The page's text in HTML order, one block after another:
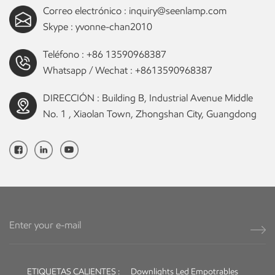
empotradas ultrafinas en el techo de restaurantes o cafeter&iacute;as
para proporcionar una iluminaci&oacute;n suave y c&aacute;lida para
cenar. Por ejemplo, si es propietario de una tienda de ropa exclusiva,
puede instalar una hilera de luces empotrables ultrafinas en el techo
de manera uniforme y suave. De esta manera, los clientes pueden ver
claramente el color y la textura de la ropa, mejorando la experiencia
c&oacute;moda para la tienda. En definitiva, los downlights ultrafinos
son adecuados para una variedad de escenarios de
dise&ntilde;o ultrafino, luz uniforme y suave, eficiencia
Ofrecemos una amplia gama de accesorios de iluminaci&oacute;n
Correo electrónico : inquiry@seenlamp.com
Skype : yvonne-chan2010
Teléfono : +86 13590968387
Whatsapp / Wechat : +8613590968387
DIRECCIÓN : Building B, Industrial Avenue Middle
No. 1 , Xiaolan Town, Zhongshan City, Guangdong
ETIQUETAS CALIENTES :
Downlights Led Empotrables